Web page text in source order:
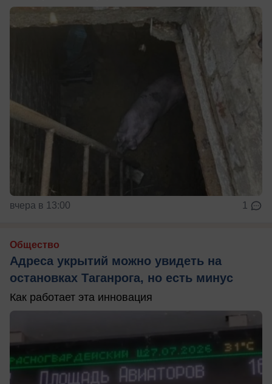
вчера в 13:00 1
Общество
Адреса укрытий можно увидеть на
остановках Таганрога, но есть минус
Как работает эта инновация